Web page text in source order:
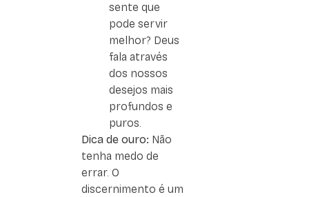
sente que
pode servir
melhor? Deus
fala através
dos nossos
desejos mais
profundos e
puros.
Dica de ouro: Não
tenha medo de
errar. O
discernimento é um